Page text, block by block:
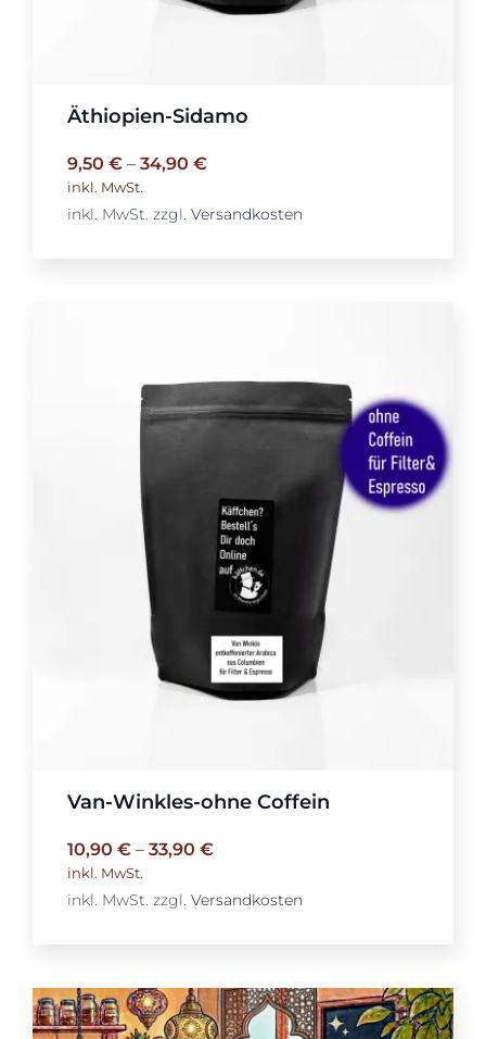
Äthiopien-Sidamo
9,50 €– 34,90 €
inkl. MwSt.
inkl. MwSt. zzgl. Versandkosten
Van-Winkles-ohne Coffein
10,90 €– 33,90 €
inkl. MwSt.
inkl. MwSt. zzgl. Versandkosten